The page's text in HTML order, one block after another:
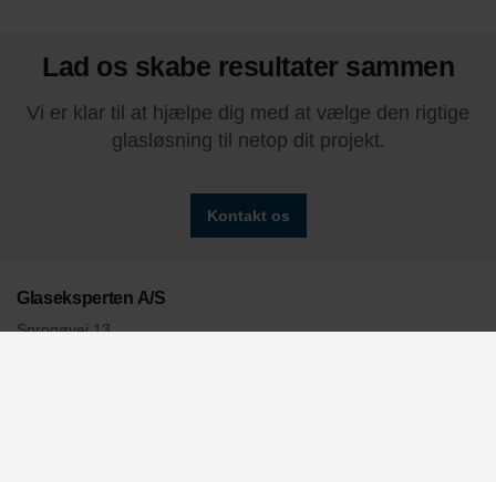
Lad os skabe resultater sammen
Vi er klar til at hjælpe dig med at vælge den rigtige
glasløsning til netop dit projekt.
Kontakt os
Glaseksperten A/S
Sprogøvej 13